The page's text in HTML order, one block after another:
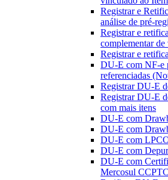
Registrar e
análise de pré-
Registrar e
complementar
Registrar e
DU-E com NF-e
referenciadas
Registrar DU-E
Registrar DU-E
com mais itens
DU-E com
DU-E com
DU-E com
DU-E com
DU-E com
Mercosul